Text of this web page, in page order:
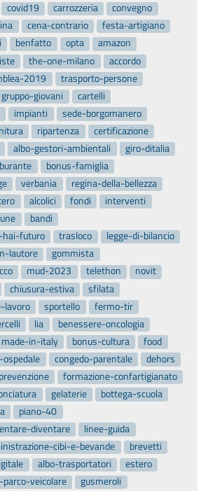
covid19 carrozzeria
convegno
cena-contrario
festa-artigiano
benfatto opta
amazon
the-one-milano
accordo
2019
trasporto-persone
gruppo-giovani
cartelli
impianti
sede-borgomanero
ripartenza
certificazione
albo-gestori-ambientali
giro-ditalia
bonus-famiglia
verbania
regina-della-bellezza
alcolici fondi
interventi
bandi
hai-futuro
trasloco
legge-di-bilancio
lautore
gommista
mud-2023 telethon
novit
chiusura-estiva
sfilata
lavoro
sportello
fermo-tir
lia
benessere-oncologia
made-in-italy bonus-cultura
food
congedo-parentale
dehors
prevenzione
formazione-confartigianato
gelaterie
bottega-scuola
piano-40
diventare
linee-guida
cibi-e-bevande
brevetti
albo-trasportatori
estero
veicolare
gusmeroli